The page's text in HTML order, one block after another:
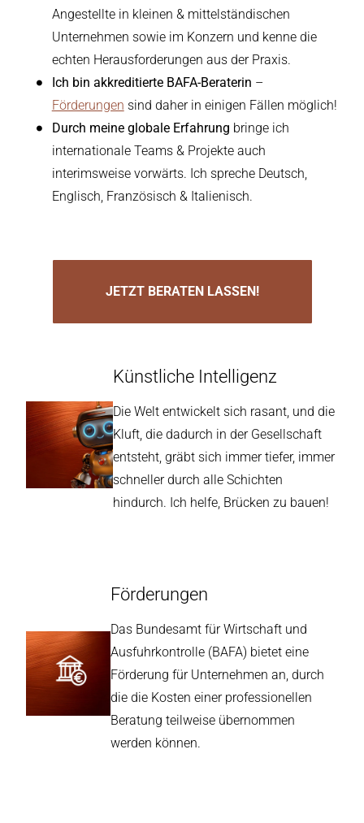
Angestellte in kleinen & mittelständischen
Unternehmen sowie im Konzern und kenne die
echten Herausforderungen aus der Praxis.
Ich bin akkreditierte BAFA-Beraterin –
Förderungen sind daher in einigen Fällen möglich!
Durch meine globale Erfahrung bringe ich
internationale Teams & Projekte auch
interimsweise vorwärts. Ich spreche Deutsch,
Englisch, Französisch & Italienisch.
JETZT BERATEN LASSEN!
Künstliche Intelligenz
Die Welt entwickelt sich rasant, und die
Kluft, die dadurch in der Gesellschaft
entsteht, gräbt sich immer tiefer, immer
schneller durch alle Schichten
hindurch. Ich helfe, Brücken zu bauen!
Förderungen
Das Bundesamt für Wirtschaft und
Ausfuhrkontrolle (BAFA) bietet eine
Förderung für Unternehmen an, durch
die die Kosten einer professionellen
Beratung teilweise übernommen
werden können.